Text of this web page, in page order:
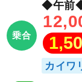
乗合
◆午前◆
カイワ